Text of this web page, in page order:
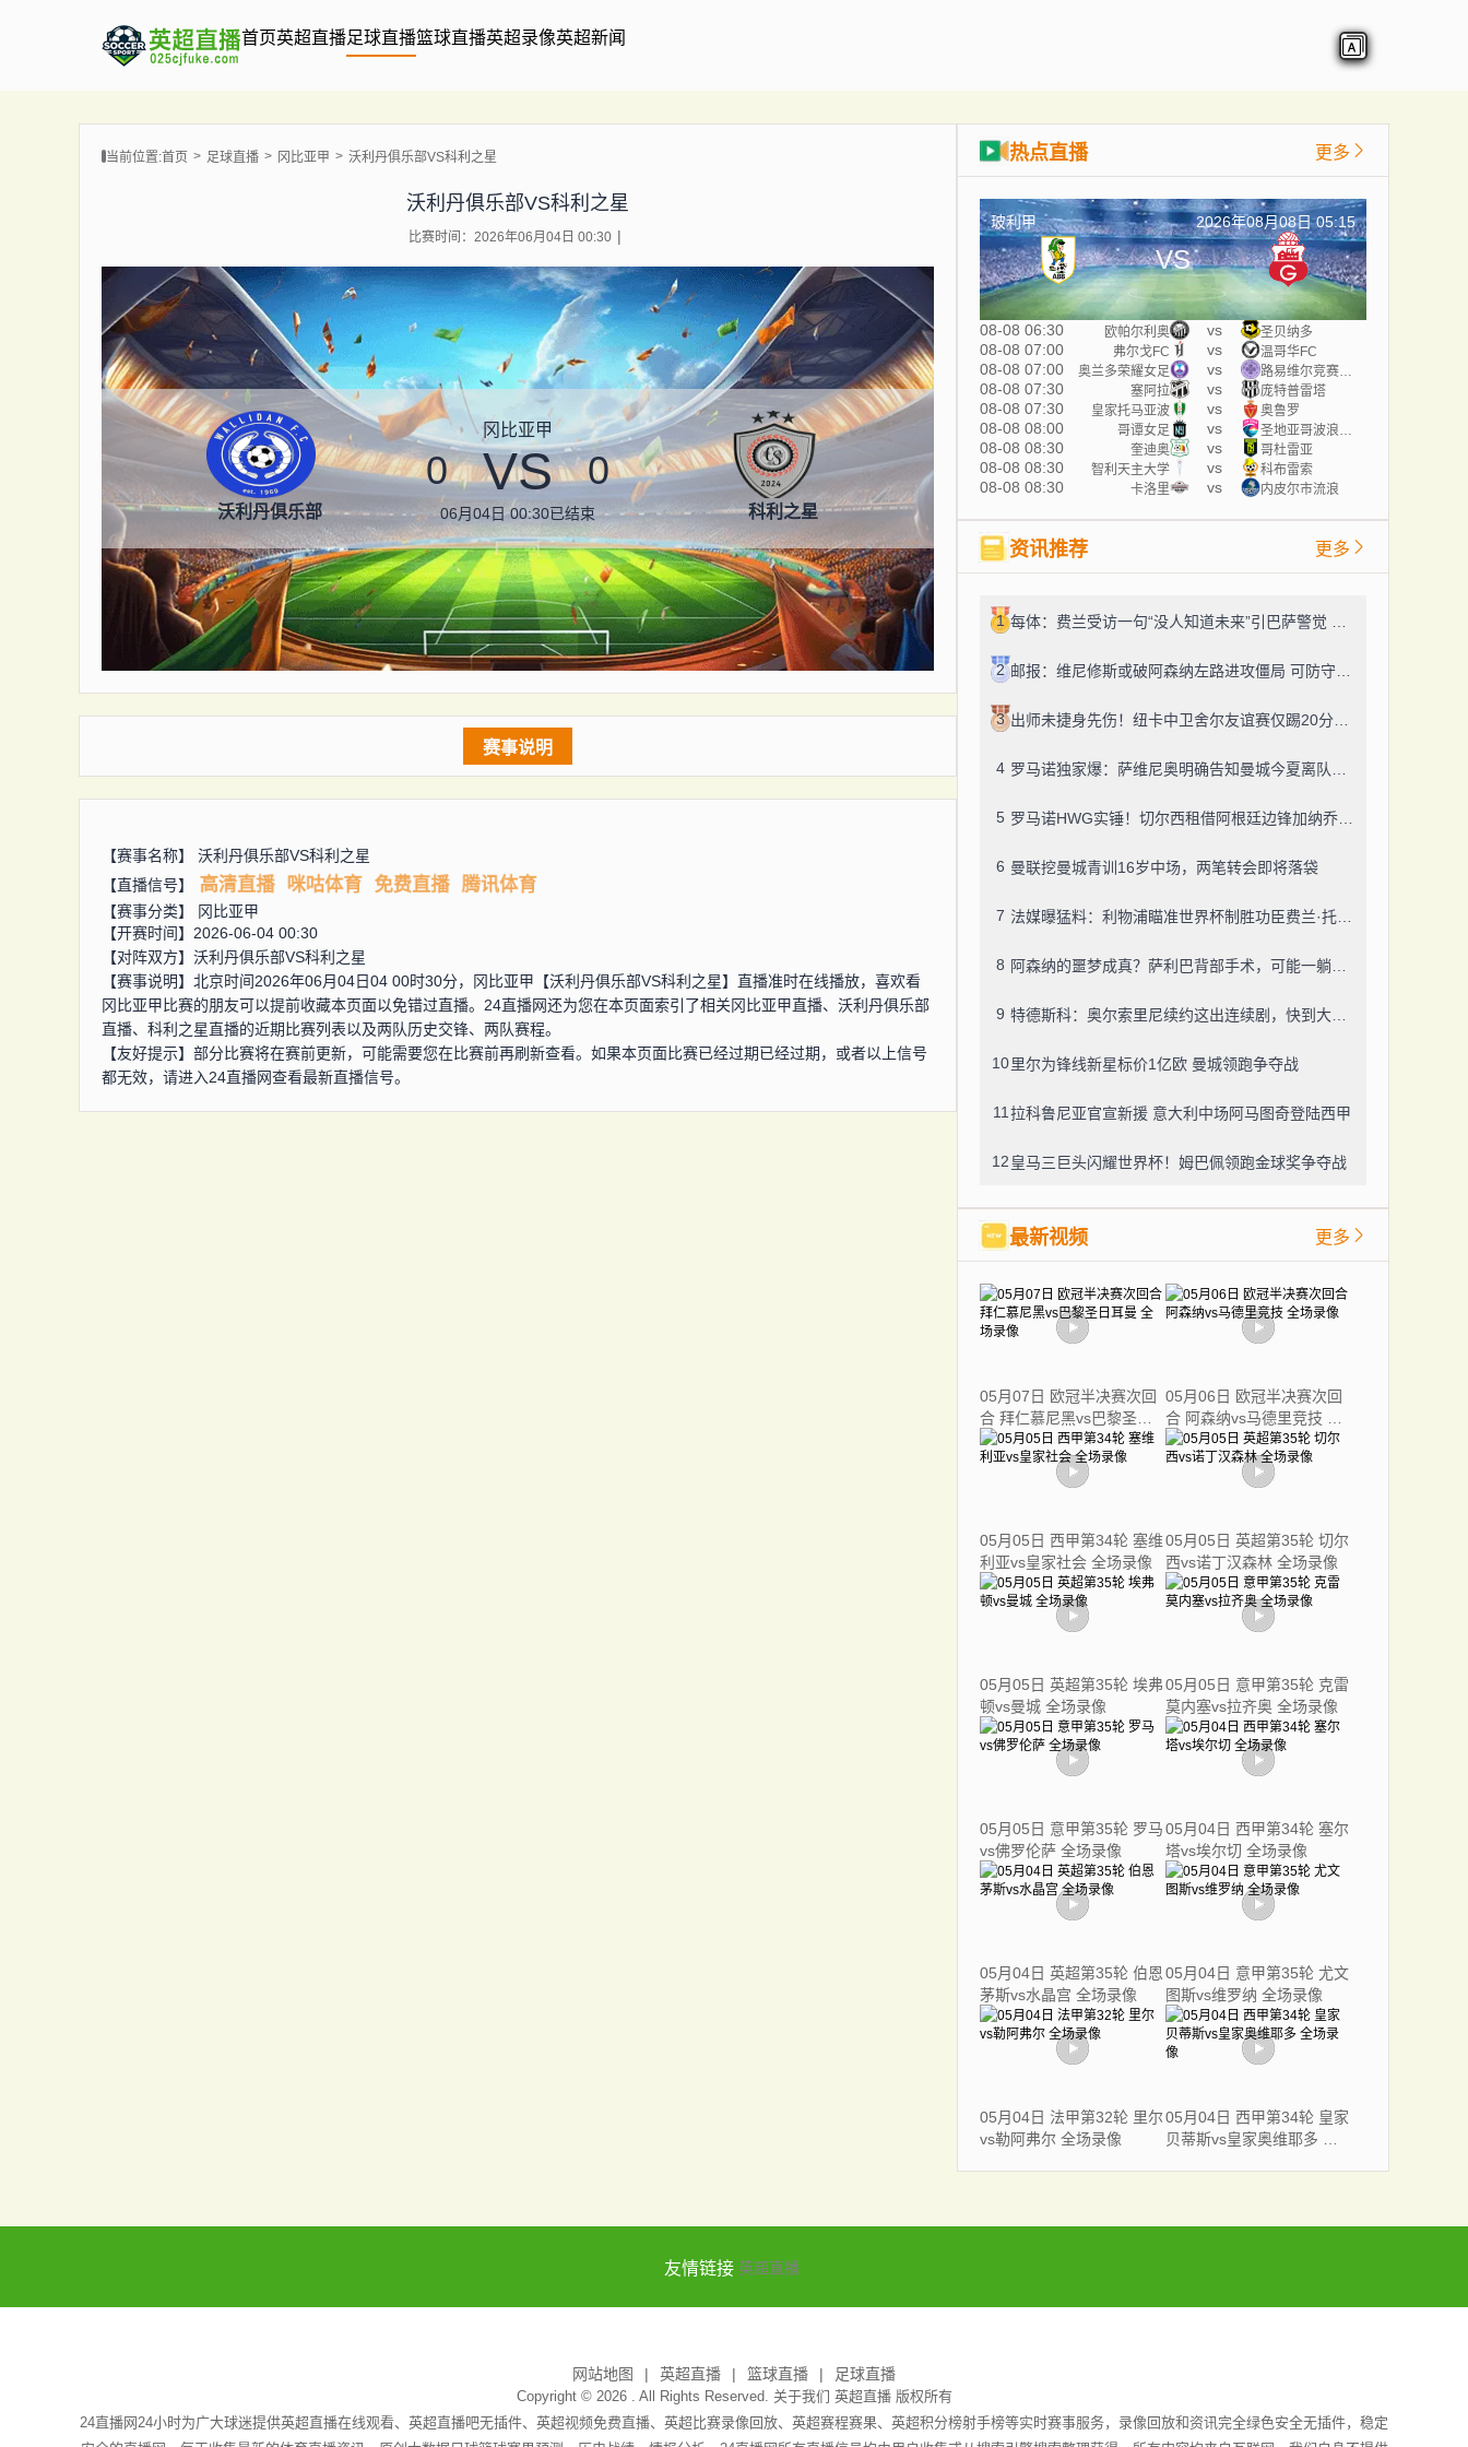
首页英超直播足球直播篮球直播英超录像英超新闻
当前位置:首页 足球直播 冈比亚甲 沃利丹俱乐部VS科利之星
沃利丹俱乐部VS科利之星
比赛时间：2026年06月04日 00:30
沃利丹俱乐部
冈比亚甲
0 VS 0
06月04日 00:30已结束 科利之星
赛事说明
【赛事名称】 沃利丹俱乐部VS科利之星
【直播信号】
高清直播 咪咕体育 免费直播 腾讯体育
【赛事分类】
冈比亚甲
【开赛时间】2026-06-04 00:30
【对阵双方】 沃利丹俱乐部VS科利之星
【赛事说明】北京时间2026年06月04日04 00时30分，冈比亚甲【沃利丹俱乐部VS科利之星】直播准时在线播放，喜欢看
冈比亚甲比赛的朋友可以提前收藏本页面以免错过直播。24直播网还为您在本页面索引了相关冈比亚甲直播、沃利丹俱乐部
直播、科利之星直播的近期比赛列表以及两队历史交锋、两队赛程。
【友好提示】部分比赛将在赛前更新，可能需要您在比赛前再刷新查看。如果本页面比赛已经过期已经过期，或者以上信号
都无效，请进入24直播网查看最新直播信号。
热点直播 更多
玻利甲 2026年08月08日 05:15
VS
08-08 06:30 欧帕尔利奥 vs 圣贝纳多
08-08 07:00 弗尔戈FC vs 温哥华FC
08-08 07:00 奥兰多荣耀女足 vs 路易维尔竞赛女足
08-08 07:30 塞阿拉 vs 庞特普雷塔
08-08 07:30 皇家托马亚波 vs 奥鲁罗
08-08 08:00 哥谭女足 vs
08-08 08:30 奎迪奥 vs 哥杜雷亚
08-08 08:30 智利天主大学 vs 科布雷索
08-08 08:30 卡洛里 vs 内皮尔市流浪
资讯推荐 更多
1
2
3
4
5
6 曼联挖曼城青训16岁中场，两笔转会即将落袋
7
8
9
10里尔为锋线新星标价1亿欧 曼城领跑争夺战
11 拉科鲁尼亚官宣新援 意大利中场阿马图奇登陆西甲
12皇马三巨头闪耀世界杯！姆巴佩领跑金球奖争夺战
最新视频 更多
05月07日 欧冠半决赛次回
合 拜仁慕尼黑vs巴黎圣日
耳曼 全场录像
05月06日 欧冠半决赛次回
合 阿森纳vs马德里竞技 全
场录像
05月05日 西甲第34轮 塞维
利亚vs皇家社会 全场录像
05月05日 英超第35轮 切尔
西vs诺丁汉森林 全场录像
05月05日 英超第35轮 埃弗
顿vs曼城 全场录像
05月05日 意甲第35轮 克雷
莫内塞vs拉齐奥 全场录像
05月05日 意甲第35轮 罗马
vs佛罗伦萨 全场录像
05月04日 西甲第34轮 塞尔
塔vs埃尔切 全场录像
05月04日 英超第35轮 伯恩
茅斯vs水晶宫 全场录像
05月04日 意甲第35轮 尤文
图斯vs维罗纳 全场录像
05月04日 法甲第32轮 里尔
vs勒阿弗尔 全场录像
05月04日 西甲第34轮 皇家
贝蒂斯vs皇家奥维耶多 全
友情链接 英超直播
网站地图 英超直播 篮球直播 足球直播
Copyright © 2026 . All Rights Reserved. 关于我们 英超直播版权所有
24直播网24小时为广大球迷提供英超直播在线观看、英超直播吧无插件、英超视频免费直播、英超比赛录像回放、英超赛程赛果、英超积分榜射手榜等实时赛事服务，录像回放和资讯完全绿色安全无插件，稳定